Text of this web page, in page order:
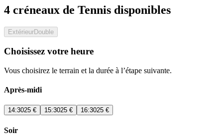
4 créneaux de Tennis disponibles
ExtérieurDouble
Choisissez votre heure
Vous choisirez le terrain et la durée à l’étape suivante.
Après-midi
14:3025 € 15:3025 € 16:3025 €
Soir